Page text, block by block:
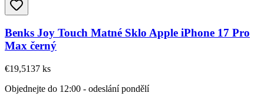
Benks Joy Touch Matné Sklo Apple iPhone 17 Pro
Max černý
€19,5137 ks
Objednejte do 12:00 - odeslání pondělí